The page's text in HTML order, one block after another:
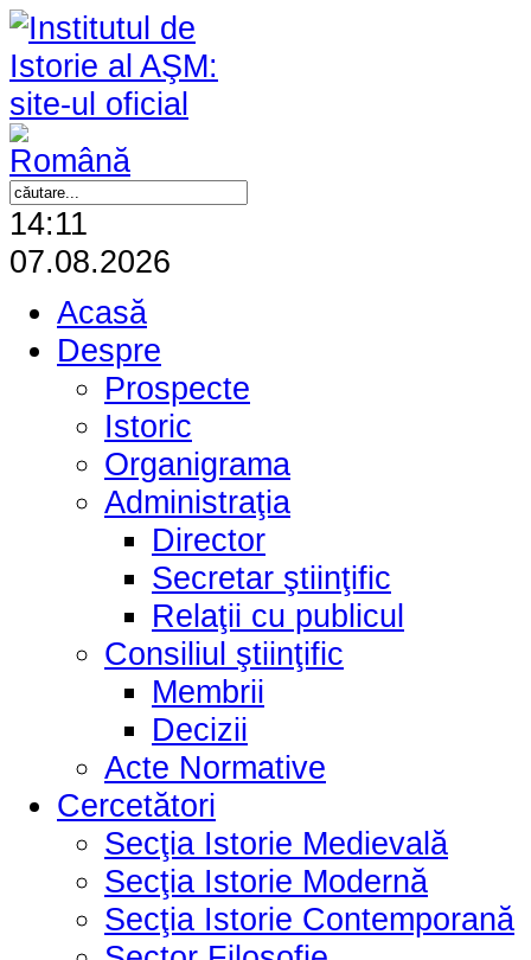
14:11
07.08.2026
Acasă
Despre
Prospecte
Istoric
Organigrama
Administraţia
Director
Secretar ştiinţific
Relaţii cu publicul
Consiliul ştiinţific
Membrii
Decizii
Acte Normative
Cercetători
Secţia Istorie Medievală
Secţia Istorie Modernă
Secţia Istorie Contemporană